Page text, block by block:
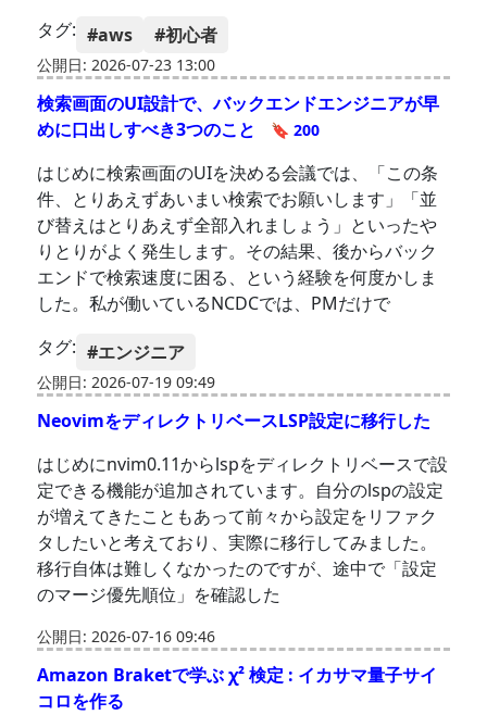
タグ: #aws #初心者
公開日: 2026-07-23 13:00
検索画面のUI設計で、バックエンドエンジニアが早
めに口出しすべき3つのこと
🔖 200
はじめに検索画面のUIを決める会議では、「この条
件、とりあえずあいまい検索でお願いします」「並
び替えはとりあえず全部入れましょう」といったや
りとりがよく発生します。その結果、後からバック
エンドで検索速度に困る、という経験を何度かしま
した。私が働いているNCDCでは、PMだけで
タグ: #エンジニア
公開日: 2026-07-19 09:49
NeovimをディレクトリベースLSP設定に移行した
はじめにnvim0.11からlspをディレクトリベースで設
定できる機能が追加されています。自分のlspの設定
が増えてきたこともあって前々から設定をリファク
タしたいと考えており、実際に移行してみました。
移行自体は難しくなかったのですが、途中で「設定
のマージ優先順位」を確認した
公開日: 2026-07-16 09:46
Amazon Braketで学ぶ χ² 検定 : イカサマ量子サイ
コロを作る